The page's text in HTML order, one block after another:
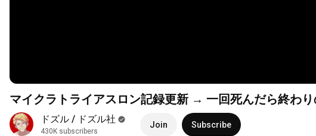
マイクラトライアスロン記録更新 → 一回死んだら終わ
ドズル / ドズル社
430K subscribers
Join Subscribe